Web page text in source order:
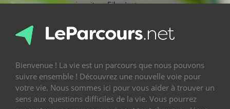
Bienvenue ! La vie est un parcours que nous pouvons
suivre ensemble ! Découvrez une nouvelle voie pour
votre vie. Nous sommes ici pour vous aider à trouver un
sens aux questions difficiles de la vie. Vous pourrez